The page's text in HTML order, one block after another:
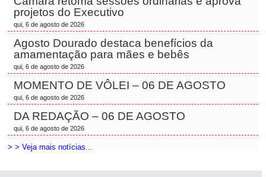
projetos do Executivo
qui, 6 de agosto de 2026
Agosto Dourado destaca benefícios da
amamentação para mães e bebês
qui, 6 de agosto de 2026
MOMENTO DE VÔLEI – 06 DE AGOSTO
qui, 6 de agosto de 2026
DA REDAÇÃO – 06 DE AGOSTO
qui, 6 de agosto de 2026
> > Veja mais notícias...